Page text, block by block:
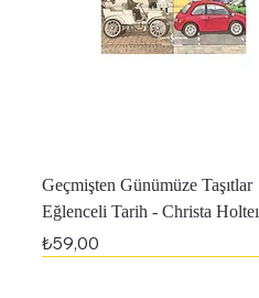
Geçmişten Günümüze Taşıtlar
Eğlenceli Tarih - Christa Holteı
Fiyat
₺59,00